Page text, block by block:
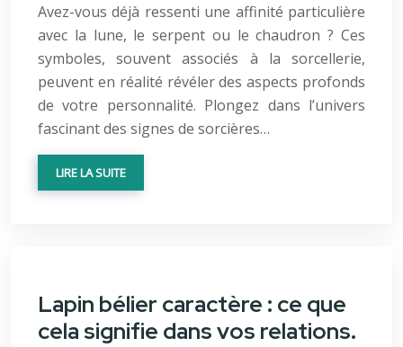
Avez-vous déjà ressenti une affinité particulière
avec la lune, le serpent ou le chaudron ? Ces
symboles, souvent associés à la sorcellerie,
peuvent en réalité révéler des aspects profonds
de votre personnalité. Plongez dans l’univers
fascinant des signes de sorcières…
LIRE LA SUITE
Lapin bélier caractère : ce que
cela signifie dans vos relations.